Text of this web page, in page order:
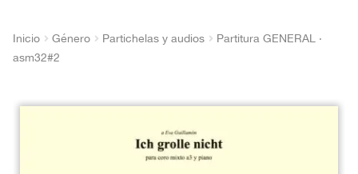
Inicio Género Partichelas y audios
Partitura GENERAL ·
asm32#2